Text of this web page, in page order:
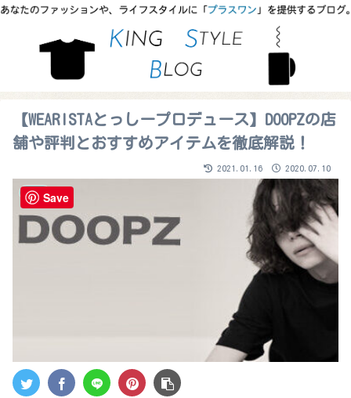
【WEARISTAとっしープロデュース】DOOPZの店
舗や評判とおすすめアイテムを徹底解説！
2021.01.16 2020.07.10
WEAR Save